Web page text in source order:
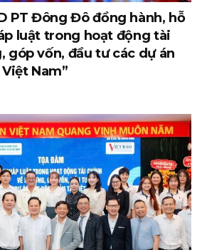
PT Đông Đô đồng hành, hỗ
luật trong hoạt động tài
góp vốn, đầu tư các dự án
Nam”